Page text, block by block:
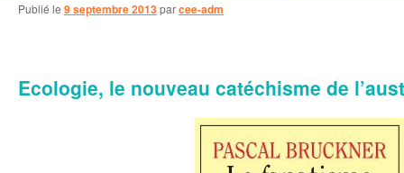
au
au
Ecologie, le nouveau catéchisme de
Publié le 9 septembre 2013parcee-adm